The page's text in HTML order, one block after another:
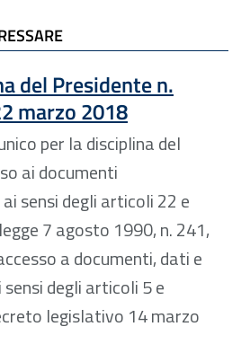
del Presidente n.
marzo 2018
per la disciplina del
ai documenti
sensi degli articoli 22 e
7 agosto 1990, n. 241,
a documenti, dati e
degli articoli 5 e
legislativo 14 marzo